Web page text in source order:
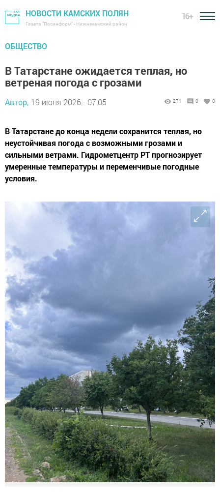
НОВОСТИ КАМСКИХ ПОЛЯН
Газета "Посинформ" - Нижнекамский район
16+
ОБЩЕСТВО
В Татарстане ожидается теплая, но
ветреная погода с грозами
Автор, 19 июня 2026 - 07:05 271 0 0
В Татарстане до конца недели сохранится теплая, но
неустойчивая погода с возможными грозами и
сильными ветрами. Гидрометцентр РТ прогнозирует
умеренные температуры и переменчивые погодные
условия.